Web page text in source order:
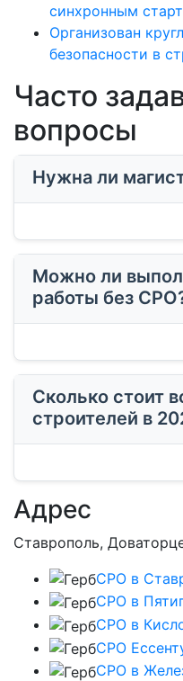
синхронным
Организован
безопасности в
Часто
вопросы
Нужна ли
Можно ли
работы без
Сколько стоит
строителей в
Адрес
Ставрополь,
СРО в
СРО в
СРО в
СРО
СРО в